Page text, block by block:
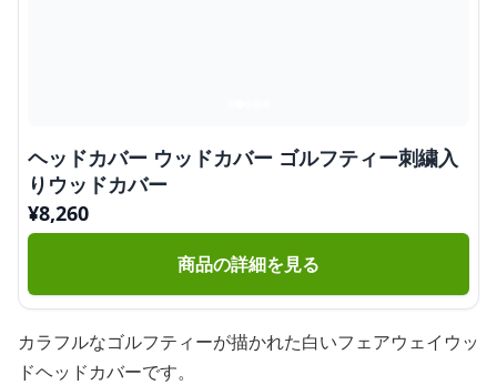
ヘッドカバー ウッドカバー ゴルフティー刺繍入
りウッドカバー
¥8,260
商品の詳細を見る
カラフルなゴルフティーが描かれた白いフェアウェイウッ
ドヘッドカバーです。